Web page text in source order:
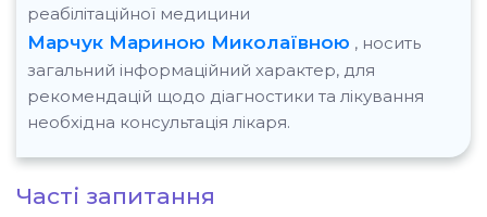
реабілітаційної медицини
Марчук Мариною Миколаївною , носить
загальний інформаційний характер, для
рекомендацій щодо діагностики та лікування
необхідна консультація лікаря.
Часті запитання